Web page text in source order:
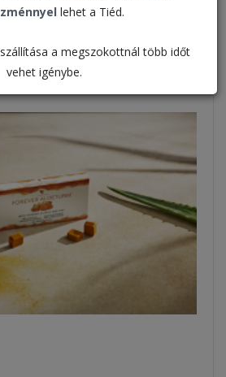
lehet a Tiéd.
a megszokottnál több időt
vehet igénybe.